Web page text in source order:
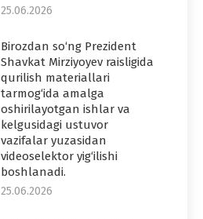
25.06.2026
Birozdan so‘ng Prezident
Shavkat Mirziyoyev raisligida
qurilish materiallari
tarmog‘ida amalga
oshirilayotgan ishlar va
kelgusidagi ustuvor
vazifalar yuzasidan
videoselektor yig‘ilishi
boshlanadi.
25.06.2026